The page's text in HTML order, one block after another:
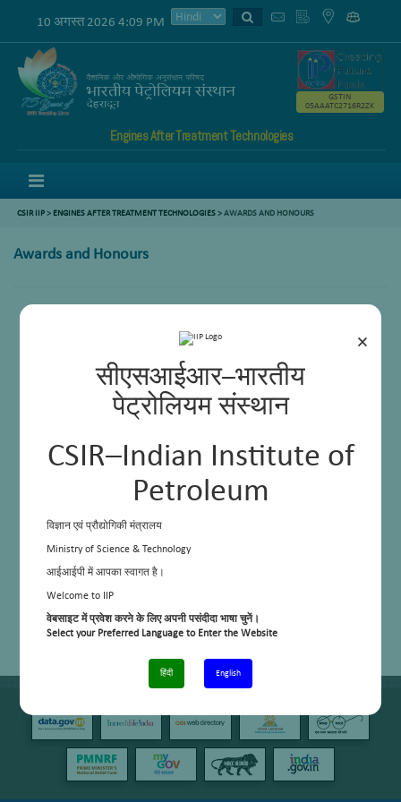
×
सीएसआईआर–भारतीय
पेट्रोलियम संस्थान
CSIR–Indian Institute of
Petroleum
विज्ञान एवं प्रौद्योगिकी मंत्रालय
Ministry of Science & Technology
आईआईपी में आपका स्वागत है।
Welcome to IIP
वेबसाइट में प्रवेश करने के लिए अपनी पसंदीदा भाषा चुनें।
Select your Preferred Language to Enter the Website
हिंदी English
10 अगस्त 2026 4:09 PM
Engines After Treatment Technologies
GSTIN
05AAATC2716R2ZK
CSIR IIP> ENGINES AFTER TREATMENT TECHNOLOGIES>AWARDS AND HONOURS
Awards and Honours